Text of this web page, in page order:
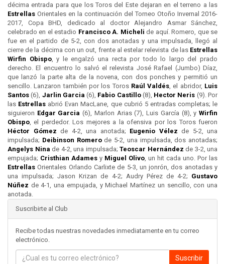
décima entrada para que los Toros del Este dejaran en el terreno a las
Estrellas Orientales en la continuación del Torneo Otoño Invernal 2016-
2017, Copa BHD, dedicado al doctor Alejandro Asmar Sánchez,
celebrado en el estadio Francisco A. Micheli de aquí. Romero, que se
fue en el partido de 5-2, con dos anotadas y una impulsada, llegó al
cierre de la décima con un out, frente al estelar relevista de las Estrellas
Wirfin Obispo, y le engalzó una recta por todo lo largo del prado
derecho. El encuentro lo salvó el relevista José Rafael (Jumbo) Díaz,
que lanzó la parte alta de la novena, con dos ponches y permitió un
sencillo. Lanzaron también por los Toros Raúl Valdés , el abridor, Luis
Santos (6), Jarlin Garcia (6), Fabio Castillo(8), Hector Neris (9). Por
las Estrellas abrió Evan MacLane, que cubrió 5 entradas completas; le
siguieron Edgar Garcia (6), Marlon Arias (7), Luis García (8), yWirfin
Obispo , el perdedor. Los mejores a la ofensiva por los Toros fueron
Héctor Gómez de 4-2, una anotada; Eugenio Vélez de 5-2, una
impulsada; Deibinson Romerode 5-2, una impulsada, dos anotadas;
Angelys Nina de 4-2, una impulsada; Teoscar Hernández de 3-2, una
empujada; Cristhian Adames y Miguel Olivo , un hit cada uno. Por las
Estrellas Orientales Orlando Carlixte de 5-3, un jonrón, dos anotadas y
una impulsada; Jason Krizan de 4-2; Audry Pérez de 4-2; Gustavo
Núñez de 4-1, una empujada, y Michael Martínez un sencillo, con una
anotada.
Suscribirte al Club
Recibe todas nuestras novedades inmediatamente en tu correo
electrónico.
Suscribir